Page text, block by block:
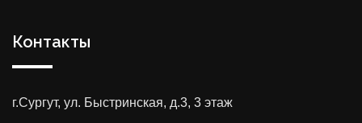
Контакты
г.Сургут, ул. Быстринская, д.3, 3 этаж